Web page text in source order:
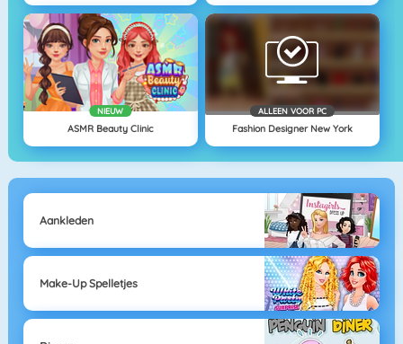
NIEUW
ASMR Beauty Clinic
ALLEEN VOOR PC
Fashion Designer New York
Aankleden
Make-Up Spelletjes